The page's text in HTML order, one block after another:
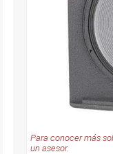
Para conocer más
un asesor.